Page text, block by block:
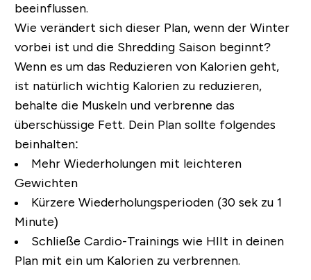
beeinflussen.
Wie verändert sich dieser Plan, wenn der Winter
vorbei ist und die Shredding Saison beginnt?
Wenn es um das Reduzieren von Kalorien geht,
ist natürlich wichtig Kalorien zu reduzieren,
behalte die Muskeln und verbrenne das
überschüssige Fett. Dein Plan sollte folgendes
beinhalten:
Mehr Wiederholungen mit leichteren
Gewichten
Kürzere Wiederholungsperioden (30 sek zu 1
Minute)
Schließe Cardio-Trainings wie HIIt in deinen
Plan mit ein um Kalorien zu verbrennen.